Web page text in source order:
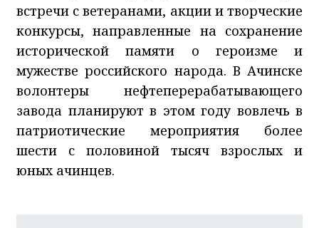
встречи с ветеранами, акции и творческие
конкурсы, направленные на сохранение
исторической памяти о героизме и
мужестве российского народа. В Ачинске
волонтеры нефтеперерабатывающего
завода планируют в этом году вовлечь в
патриотические мероприятия более
шести с половиной тысяч взрослых и
юных ачинцев.